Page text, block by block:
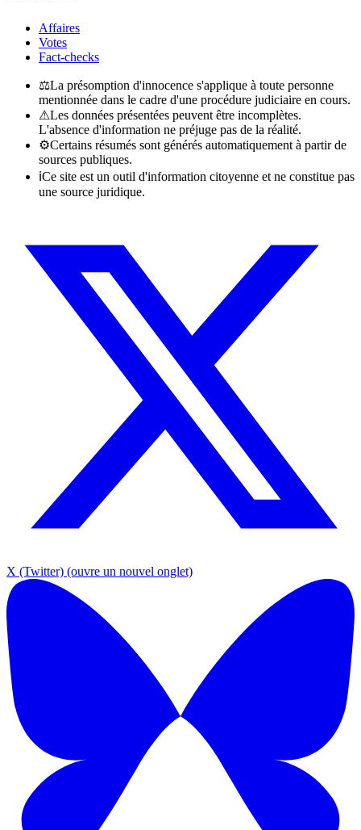
Affaires
Votes
Fact-checks
⚖La présomption d'innocence s'applique à toute personne
mentionnée dans le cadre d'une procédure judiciaire en cours.
⚠Les données présentées peuvent être incomplètes.
L'absence d'information ne préjuge pas de la réalité.
⚙Certains résumés sont générés automatiquement à partir de
sources publiques.
ℹCe site est un outil d'information citoyenne et ne constitue pas
une source juridique.
X (Twitter) (ouvre un nouvel onglet)